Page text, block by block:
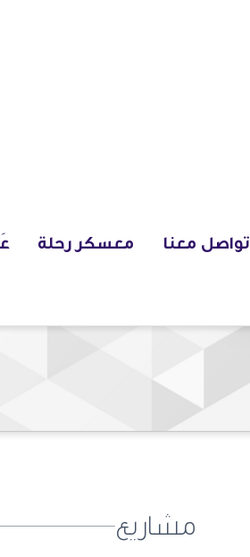
تواصل معنا معسكر رحلة
مشاريع